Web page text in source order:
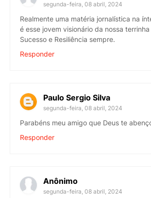
segunda-feira, 08 abril, 2024
Realmente uma matéria jornalística na
é esse jovem visionário da nossa
Sucesso e Resiliência sempre.
Responder
Paulo Sergio Silva
segunda-feira, 08 abril, 2024
Parabéns meu amigo que Deus te
Responder
Anônimo
segunda-feira, 08 abril, 2024